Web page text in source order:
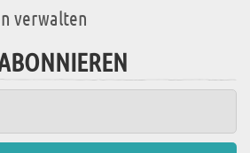
verwalten